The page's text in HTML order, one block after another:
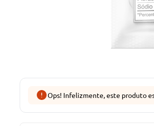
Ops! Infelizmente, este produto